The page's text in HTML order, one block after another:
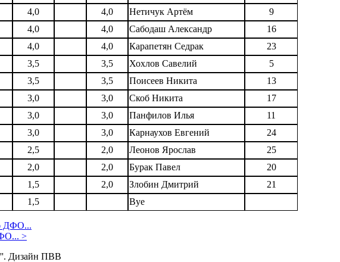
4,0 4,0 Нетичук Артём
9
4,0 4,0 Сабодаш Александр
16
4,0 4,0 Карапетян Седрак
23
3,5 3,5 Хохлов Савелий
5
3,5 3,5 Поисеев Никита
13
3,0 3,0 Скоб Никита
17
3,0 3,0 Панфилов Илья
11
3,0 3,0 Карнаухов Евгений
24
2,5 2,0 Леонов Ярослав
25
2,0 2,0 Бурак Павел
20
1,5 2,0 Злобин Дмитрий
21
1,5 Bye
ДФО...
>
Дизайн ПВВ